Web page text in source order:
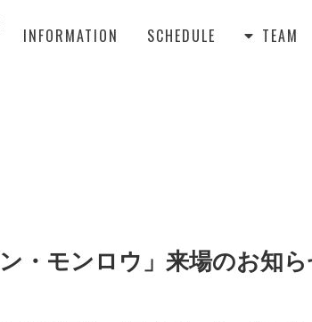
INFORMATION SCHEDULE  TEAM
・モンロウ」来場のお知